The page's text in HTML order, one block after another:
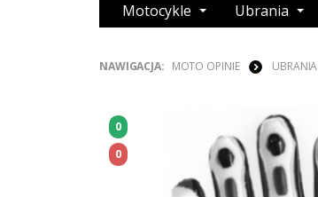
Motocykle Ubrania
NAWIGACJA: MOTO OPINIE UBRANIA
0
0